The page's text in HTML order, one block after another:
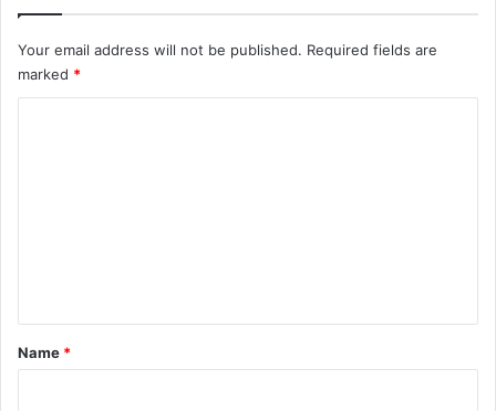
Your email address will not be published. Required fields are
marked *
*
Name *